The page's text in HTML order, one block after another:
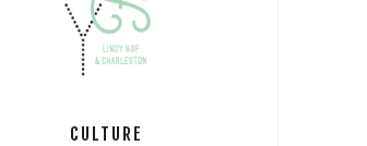
CULTURE